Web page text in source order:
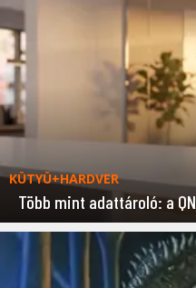
KÜTYÜ+HARDVER
Több mint adattároló: a